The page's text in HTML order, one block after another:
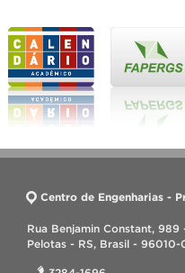
Centro de Engenharias -
Rua Benjamin Constant, 989
Pelotas - RS, Brasil - 96010-